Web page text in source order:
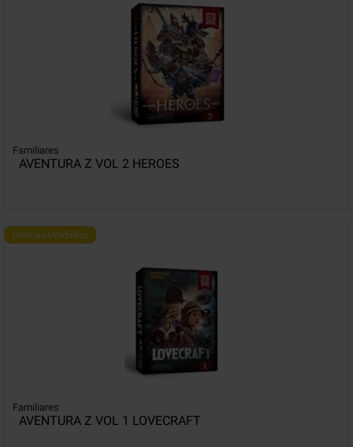
Familiares
AVENTURA Z VOL 2 HEROES
Últimas Unidades
Familiares
AVENTURA Z VOL 1 LOVECRAFT